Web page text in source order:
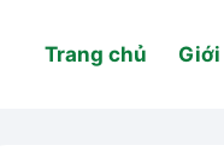
Trang chủ